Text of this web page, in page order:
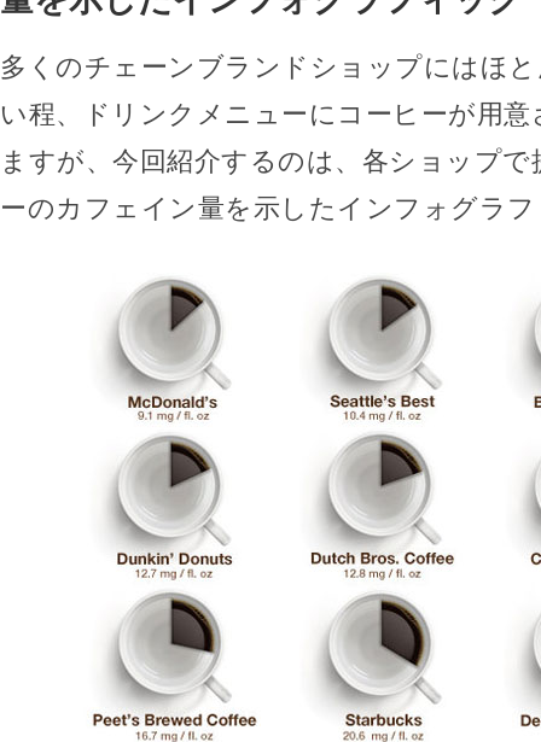
多くのチェーンブランドショップにはほ
い程、ドリンクメニューにコーヒーが用
ますが、今回紹介するのは、各ショップ
ーのカフェイン量を示したインフォグラ